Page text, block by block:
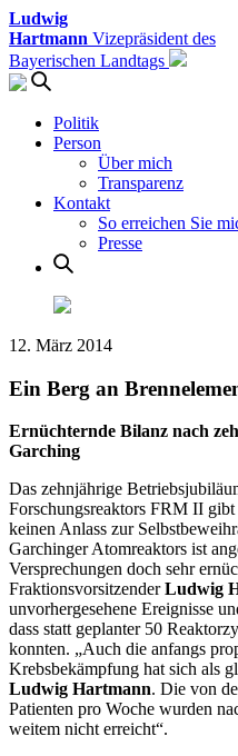
Ludwig
Hartmann Vizepräsident des
Bayerischen Landtags
Politik
Person
Über mich
Transparenz
Kontakt
So erreichen Sie
Presse
12. März 2014
Ein Berg an
Ernüchternde Bilanz nach
Garching
Das zehnjährige
Forschungsreaktors FRM II
keinen Anlass zur
Garchinger Atomreaktors ist
Versprechungen doch sehr
FraktionsvorsitzenderLudwig
unvorhergesehene Ereignisse
dass statt geplanter 50
konnten. „Auch die anfangs
Krebsbekämpfung hat sich als
Ludwig Hartmann. Die von
Patienten pro Woche wurden
weitem nicht erreicht“.